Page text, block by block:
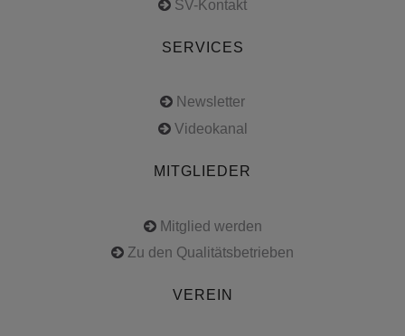
SV-Kontakt
SERVICES
Newsletter
Videokanal
MITGLIEDER
Mitglied werden
Zu den Qualitätsbetrieben
VEREIN